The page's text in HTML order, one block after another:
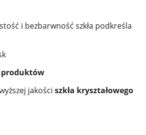
i bezbarwność szkła podkreśla
produktów
jakości szkła kryształowego